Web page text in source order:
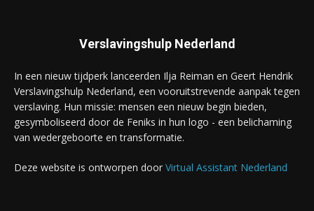
Verslavingshulp Nederland
In een nieuw tijdperk lanceerden Ilja Reiman en Geert Hendrik
Verslavingshulp Nederland, een vooruitstrevende aanpak tegen
verslaving. Hun missie: mensen een nieuw begin bieden,
gesymboliseerd door de Feniks in hun logo - een belichaming
van wedergeboorte en transformatie.
Deze website is ontworpen door Virtual Assistant Nederland